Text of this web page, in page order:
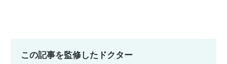
この記事を監修したドクター